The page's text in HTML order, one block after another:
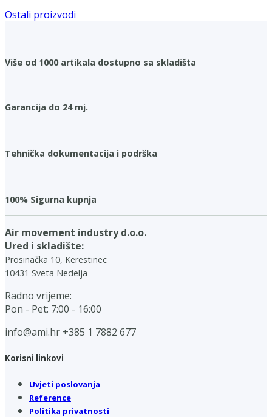
Ostali proizvodi
Više od 1000 artikala dostupno sa skladišta
Garancija do 24 mj.
Tehnička dokumentacija i podrška
100% Sigurna kupnja
Air movement industry d.o.o.
Ured i skladište:
Prosinačka 10, Kerestinec
10431 Sveta Nedelja
Radno vrijeme:
Pon - Pet: 7:00 - 16:00
info@ami.hr +385 1 7882 677
Korisni linkovi
Uvjeti poslovanja
Reference
Politika privatnosti